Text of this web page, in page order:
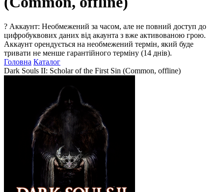
? Аккаунт: Необмежений за часом, але не повний доступ до
цифробуквових даних від акаунта з вже активованою грою.
Аккаунт орендується на необмежений термін, який буде
тривати не менше гарантійного терміну (14 днів).
Головна Каталог
Dark Souls II: Scholar of the First Sin (Common, offline)